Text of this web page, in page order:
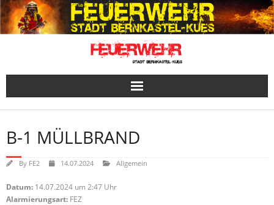
Skip
to
content
B-1 MÜLLBRAND
By FE2 14.07.2024 Allgemein
Datum: 14.07.2024 um 2:47 Uhr
Alarmierungsart: FEZ